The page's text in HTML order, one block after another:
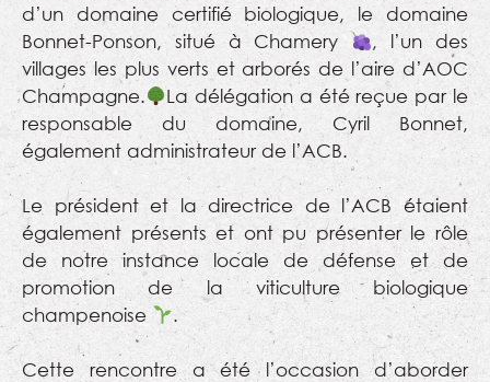
d’un domaine certifié biologique, le domaine
Bonnet-Ponson, situé à Chamery
, l’un des
villages les plus verts et arborés de l’aire d’AOC
Champagne.
La délégation a été reçue par le
responsable du domaine, Cyril Bonnet,
également administrateur de l’ACB.
Le président et la directrice de l’ACB étaient
également présents et ont pu présenter le rôle
de notre instance locale de défense et de
promotion de la viticulture biologique
champenoise
.
Cette rencontre a été l’occasion d’aborder